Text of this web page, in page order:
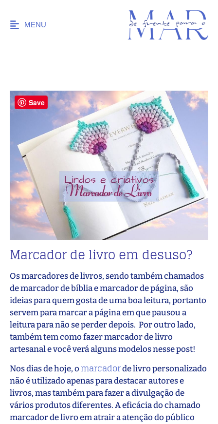
MENU
Marcador de livro em desuso?
Os marcadores de livros, sendo também chamados
de marcador de bíblia e marcador de página, são
ideias para quem gosta de uma boa leitura, portanto
servem para marcar a página em que pausou a
leitura para não se perder depois. Por outro lado,
também tem como fazer marcador de livro
artesanal e você verá alguns modelos nesse post!
Nos dias de hoje, o marcadorde livro personalizado
não é utilizado apenas para destacar autores e
livros, mas também para fazer a divulgação de
vários produtos diferentes. A eficácia do chamado
marcador de livro em atrair a atenção do público
Save